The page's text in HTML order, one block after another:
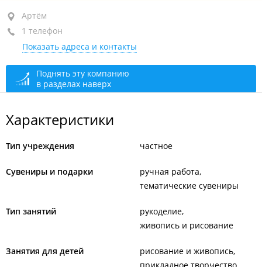
Артём, ул. Ангарская, 8
Модельная библиотека №5
По предварительной записи
Артём
1 телефон
Показать адреса и контакты
Поднять эту компанию
в разделах наверх
Характеристики
Тип учреждения частное
Сувениры и подарки
ручная работа
тематические сувениры
Тип занятий
рукоделие
живопись и рисование
Занятия для детей
рисование и живопись